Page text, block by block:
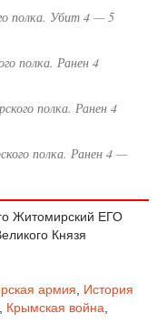
полка. Убит 4 — 5
полка. Ранен 4
полка. Ранен 4
полка. Ранен 4 —
Житомирский ЕГО
Князя
армия
История
Крымская война